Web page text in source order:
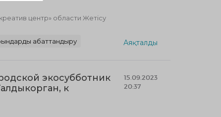
центр» области Жетісу
абаттандыру Аяқталды
экосубботник
к
15.09.2023
20:37